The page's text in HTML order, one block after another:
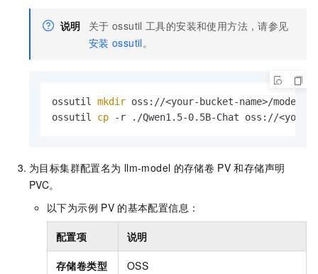
说明 关于 ossutil 工具的安装和使用方法，请参见
安装 ossutil。
ossutil mkdir oss://<your-bucket-name>/models/
ossutil cp -r ./Qwen1.5-0.5B-Chat oss://<your-
为目标集群配置名为 llm-model 的存储卷 PV 和存储声明
PVC。
以下为示例 PV 的基本配置信息：
配置项 说明
存储卷类型 OSS